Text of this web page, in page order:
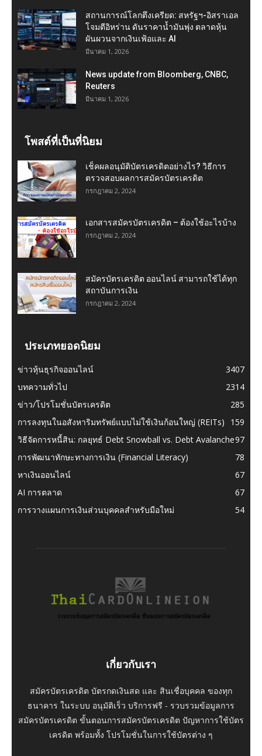
สถานการณ์โลกตึงเครียด: สหรัฐฯ-อิสราเอล
โจมตีอิหร่าน ดันราคาน้ำมันพุ่ง ตลาดหุ้น
ผันผวนจากเงินเฟ้อและ AI
มีนาคม 1, 2026
News update from Bloomberg, CNBC,
Reuters
มีนาคม 1, 2026
โพสต์ที่เป็นที่นิยม
เช็คผลอนุมัติบัตรเครดิตอย่างไร? วิธีการ
ตรวจสอบผลการสมัครบัตรเครดิต
กรกฎาคม 2, 2024
เอกสารสมัครบัตรเครดิต – ต้องใช้อะไรบ้าง
กรกฎาคม 2, 2024
สมัครบัตรเครดิต ออนไลน์ สามารถใช้ได้ทุก
สถาบันการเงิน
กรกฎาคม 2, 2024
ประเภทยอดนิยม
ข่าวหุ้นธุรกิจออนไลน์
3407
บทความทั่วไป
2314
ข่าว/โปรโมชั่นบัตรเครดิต
285
การลงทุนในอสังหาริมทรัพย์แบบไม่ใช้เงินก้อนใหญ่ (REITs)
159
วิธีจัดการหนี้สิน: กลยุทธ์ Debt Snowball vs. Debt Avalanche97
การพัฒนาทักษะทางการเงิน (Financial Literacy)
78
หาเงินออนไลน์
67
AI การตลาด
67
การวางแผนการเงินส่วนบุคคลสำหรับมือใหม่
54
เกี่ยวกับเรา
สมัครบัตรเครดิต บัตรกดเงินสด และ สินเชื่อบุคคล ของทุก
ธนาคาร ในระบบ อนุมัติเร็ว บริการฟรี - รวบรวมข้อมูลการ
สมัครบัตรเครดิต ขั้นตอนการสมัครบัตรเครดิต ปัญหาการใช้บัตร
เครดิต พร้อมทั้ง โปรโมชั่นในการใช้บัตรต่าง ๆ